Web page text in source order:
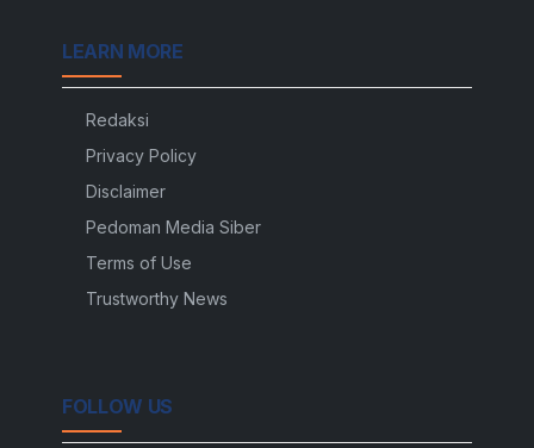
LEARN MORE
Redaksi
Privacy Policy
Disclaimer
Pedoman Media Siber
Terms of Use
Trustworthy News
FOLLOW US